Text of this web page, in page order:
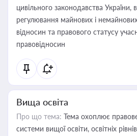
цивільного законодавства
регулювання майнових і
відносин та правового статусу
правовідносин
Вища освіта
Про що тема: Тема охоплює
системи вищої освіти, освітніх